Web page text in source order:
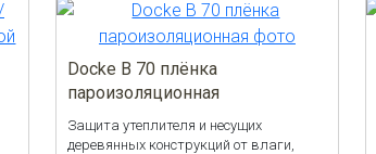
Docke В 70 плёнка
пароизоляционная
Защита утеплителя и несущих
деревянных конструкций от влаги,